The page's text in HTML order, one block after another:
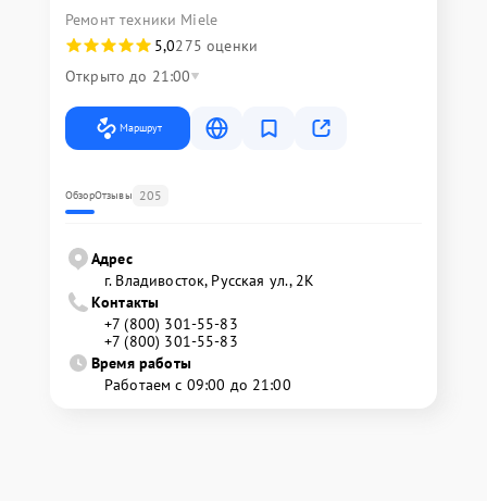
Ремонт техники Miele
5,0275 оценки
Открыто до 21:00
Маршрут
ОбзорОтзывы 205
Адрес
г. Владивосток, Русская ул., 2К
Контакты
+7 (800) 301-55-83
+7 (800) 301-55-83
Время работы
Работаем с 09:00 до 21:00